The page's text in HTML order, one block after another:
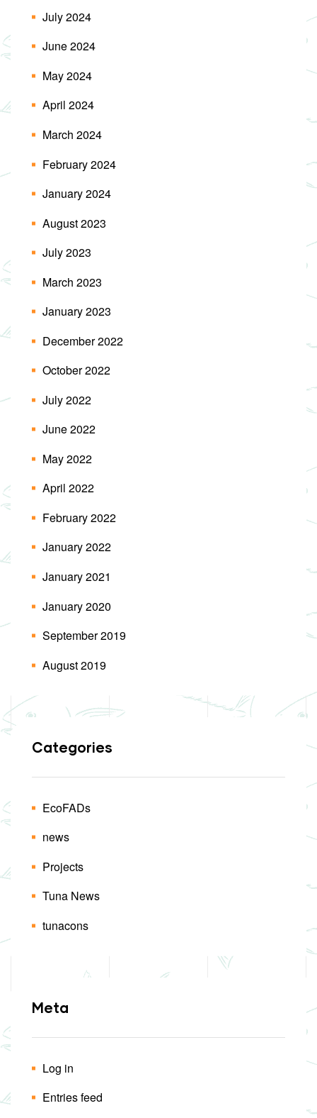
July 2024
June 2024
May 2024
April 2024
March 2024
February 2024
January 2024
August 2023
July 2023
March 2023
January 2023
December 2022
October 2022
July 2022
June 2022
May 2022
April 2022
February 2022
January 2022
January 2021
January 2020
September 2019
August 2019
Categories
EcoFADs
news
Projects
Tuna News
tunacons
Meta
Log in
Entries feed